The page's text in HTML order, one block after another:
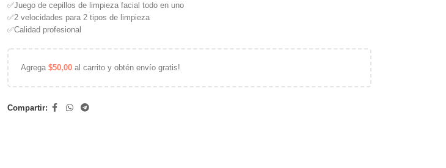
✅Juego de cepillos de limpieza facial todo en uno
✅2 velocidades para 2 tipos de limpieza
✅Calidad profesional
Agrega $50,00 al carrito y obtén envío gratis!
Compartir: